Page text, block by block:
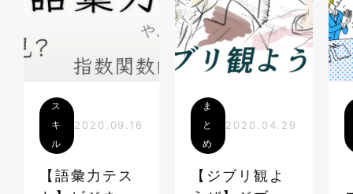
ス
キ
ル
2020.09.16
【語彙力テス
ま
と
め
2020.04.29
【ジブリ観よ